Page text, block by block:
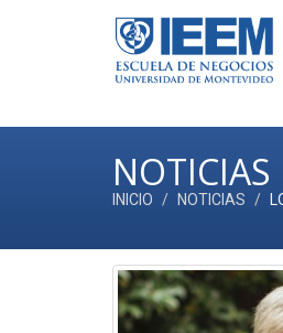
NOTICIAS
INICIO NOTICIAS